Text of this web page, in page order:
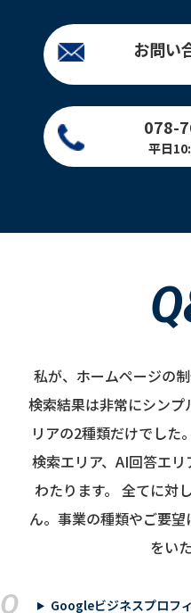
お問い
078-
平日
私が、ホームページの
検索結果は非常にシン
リアの2種類だけでした。
検索エリア、AI回答エ
わたります。 全てに対
ん。事業の種類やご要
をい
Q Googleビジネスプロフ